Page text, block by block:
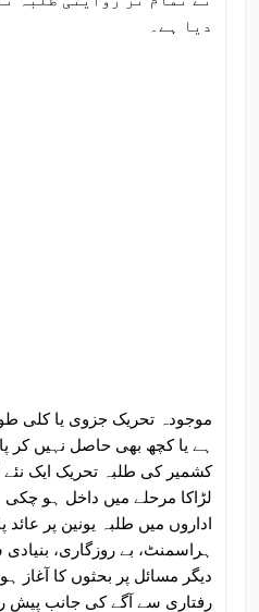
دیا ہے۔
موجودہ تحریک جزوی یا کلی
ہے یا کچھ بھی حاصل نہیں کر
کشمیر کی طلبہ تحریک ایک نئے
لڑاکا مرحلے میں داخل ہو
اداروں میں طلبہ یونین پر
ہراسمنٹ، بے روزگاری،
دیگر مسائل پر بحثوں کا آغاز
رفتاری سے آگے کی جانب پیش